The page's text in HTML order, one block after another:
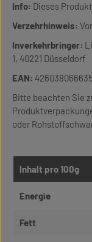
Info: Dieses
Verzehrhinweis:
Inverkehrbringer:
1, 40221 Düsseldorf
EAN:
Bitte beachten Sie
oder
Inhalt pro 100g
Energie
Fett